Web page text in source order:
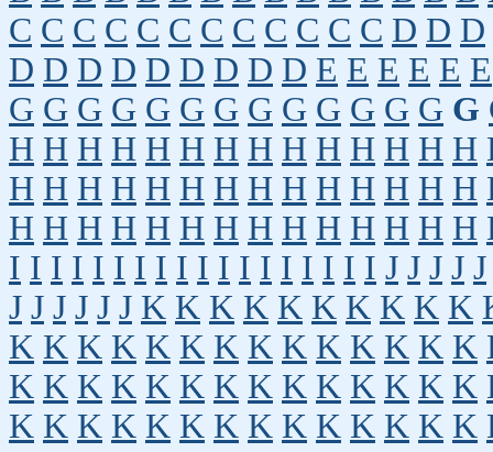
C C C C C C C C C C C C D D D
D D D D D D D D D E E E E E E
G G G G G G G G G G G G G G
H H H H H H H H H H H H H H
H H H H H H H H H H H H H H
H H H H H H H H H H H H H H
I I I I I I I I I I I I I I I I I I J J J J J
J J J J J J K K K K K K K K K K
K K K K K K K K K K K K K K
K K K K K K K K K K K K K K
K K K K K K K K K K K K K K